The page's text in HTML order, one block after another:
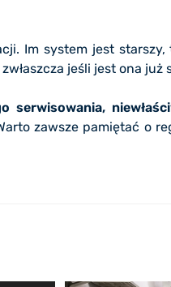
Im system jest
jeśli jest ona już
zawsze pamiętać o